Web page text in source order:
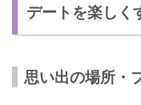
デートを楽しく
思い出の場所・